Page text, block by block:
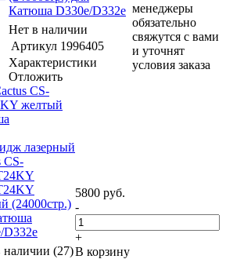
Катюша D330e/D332e
Нет в наличии
Артикул 1996405
Характеристики
Отложить
менеджеры
обязательно
свяжутся с вами
и уточнят
условия заказа
CS-
желтый
лазерный
CS-
(24000стр.)
D332e
наличии (27)
5800 руб.
-
+
В корзину